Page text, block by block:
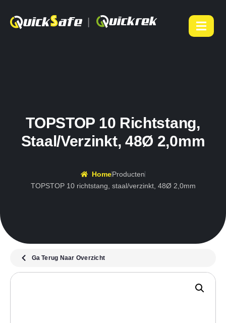
TOPSTOP 10 Richtstang,
Staal/verzinkt, 48Ø 2,0mm
HomeProducten
TOPSTOP 10 richtstang, staal/verzinkt, 48Ø 2,0mm
Ga Terug Naar Overzicht